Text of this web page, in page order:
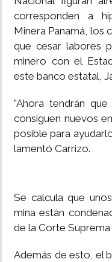
corresponden a
Minera Panamá, los
que cesar labores
minero con el
este banco estatal,
"Ahora tendrán
consiguen nuevos
posible para
lamentó Carrizo.
Se calcula que
mina están
de la Corte
Además de esto, el